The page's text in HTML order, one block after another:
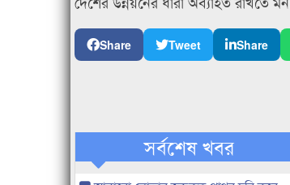
Share Tweet Share
সর্বশেষ খবর